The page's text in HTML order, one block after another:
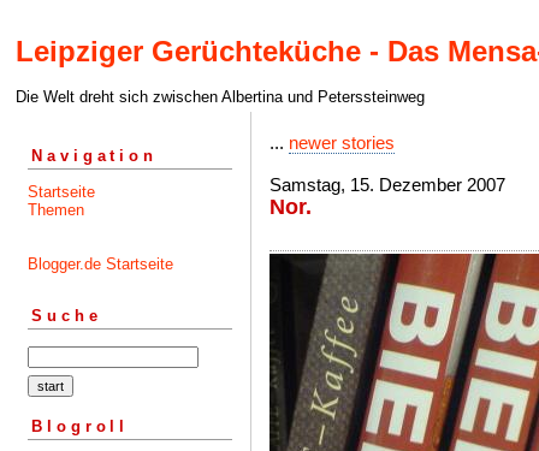
Leipziger Gerüchteküche - Das
Die Welt dreht sich zwischen Albertina und Peterssteinweg
Navigation
Startseite
Themen
Blogger.de Startseite
Suche
Blogroll
... newer stories
Samstag, 15. Dezember 2007
Nor.